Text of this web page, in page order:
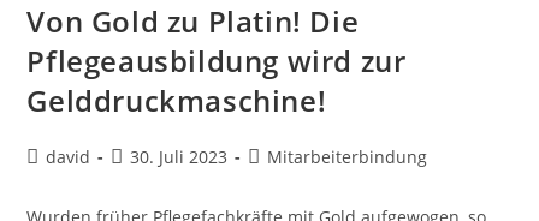
Von Gold zu Platin! Die
Pflegeausbildung wird zur
Gelddruckmaschine!
david 30. Juli 2023 Mitarbeiterbindung